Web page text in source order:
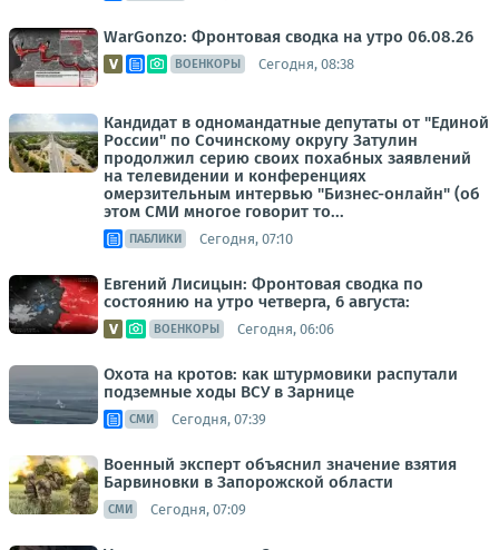
WarGonzo: Фронтовая сводка на утро 06.08.26
ВОЕНКОРЫ Сегодня, 08:38
Кандидат в одномандатные депутаты от "Единой
России" по Сочинскому округу Затулин
продолжил серию своих похабных заявлений
на телевидении и конференциях
омерзительным интервью "Бизнес-онлайн" (об
этом СМИ многое говорит то...
ПАБЛИКИ Сегодня, 07:10
Евгений Лисицын: Фронтовая сводка по
состоянию на утро четверга, 6 августа:
ВОЕНКОРЫ Сегодня, 06:06
Охота на кротов: как штурмовики распутали
подземные ходы ВСУ в Зарнице
СМИ Сегодня, 07:39
Военный эксперт объяснил значение взятия
Барвиновки в Запорожской области
СМИ Сегодня, 07:09